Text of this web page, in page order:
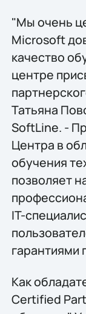
"Мы очень
Microsoft
качество
центре
Татьяна
SoftLine. -
Центра в
обучения
позволяет
IT-
гарантиями
Как
Certified